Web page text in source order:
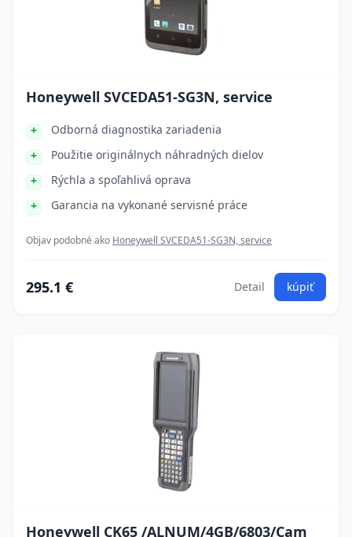
Honeywell SVCEDA51-SG3N, service
Odborná diagnostika zariadenia
Použitie originálnych náhradných dielov
Rýchla a spoľahlivá oprava
Garancia na vykonané servisné práce
Objav podobné ako Honeywell SVCEDA51-SG3N, service
295.1 € Detail kúpiť
Honeywell CK65 /ALNUM/4GB/6803/Cam